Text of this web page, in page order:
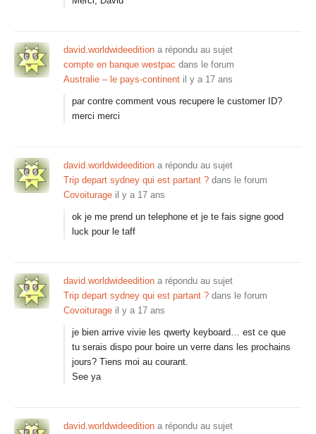
david.worldwideedition a répondu au sujet
compte en banque westpac dans le forum
Australie – le pays-continent il y a 17 ans
par contre comment vous recupere le customer ID?
merci merci
david.worldwideedition a répondu au sujet
Trip depart sydney qui est partant ? dans le forum
Covoiturage il y a 17 ans
ok je me prend un telephone et je te fais signe good
luck pour le taff
david.worldwideedition a répondu au sujet
Trip depart sydney qui est partant ? dans le forum
Covoiturage il y a 17 ans
je bien arrive vivie les qwerty keyboard… est ce que
tu serais dispo pour boire un verre dans les prochains
jours? Tiens moi au courant.
See ya
david.worldwideedition a répondu au sujet